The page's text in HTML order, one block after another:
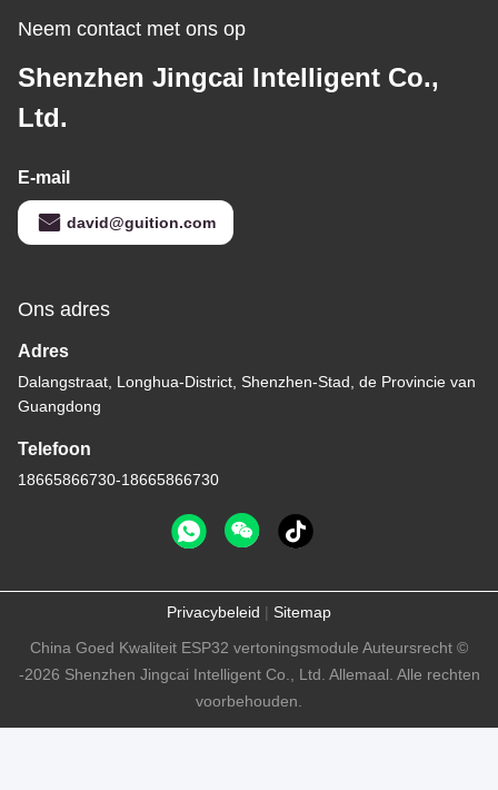
Neem contact met ons op
Shenzhen Jingcai Intelligent Co.,
Ltd.
E-mail
david@guition.com
Ons adres
Adres
Dalangstraat, Longhua-District, Shenzhen-Stad, de Provincie van
Guangdong
Telefoon
18665866730-18665866730
Privacybeleid | Sitemap
China Goed Kwaliteit ESP32 vertoningsmodule Auteursrecht ©
-2026 Shenzhen Jingcai Intelligent Co., Ltd. Allemaal. Alle rechten
voorbehouden.